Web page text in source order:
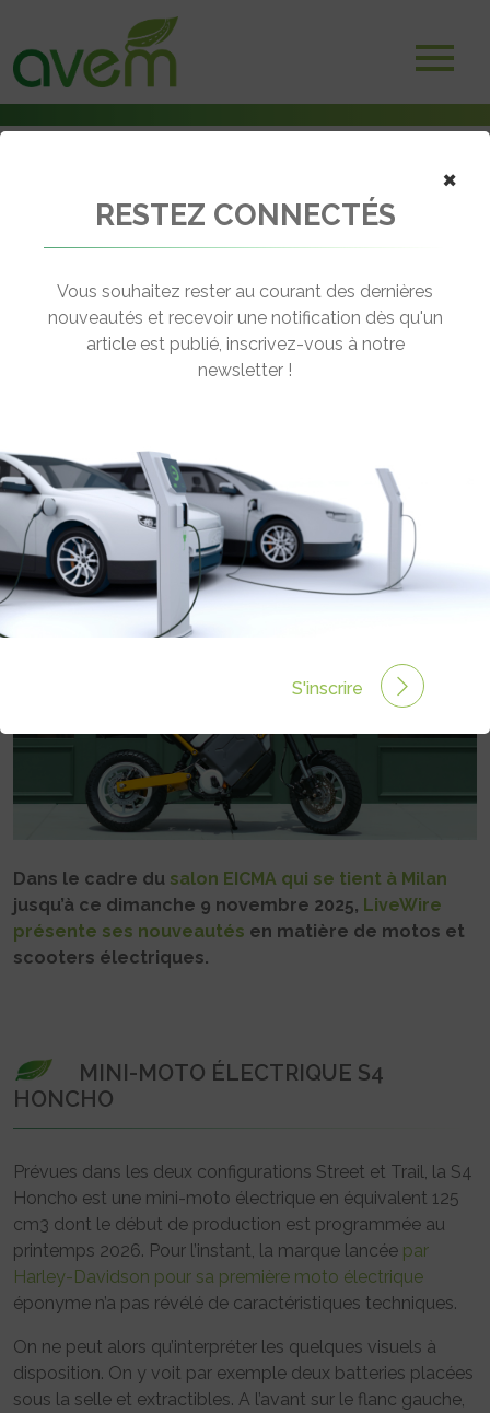
Les nouveautés de LiveWire en deux-roues électriques
← Revenir aux actualités
DEUX-ROUES ÉLECTRIQUES
Rédigé par Philippe Schwoerer le 05 Nov 2025 à 06:00
0 commentaires
Dans le cadre du salon EICMA qui se tient à Milan
jusqu’à ce dimanche 9 novembre 2025, LiveWire
présente ses nouveautés en matière de motos et
scooters électriques.
MINI-MOTO ÉLECTRIQUE S4
HONCHO
Prévues dans les deux configurations Street et Trail, la S4
Honcho est une mini-moto électrique en équivalent 125
cm3 dont le début de production est programmée au
printemps 2026. Pour l’instant, la marque lancée par
Harley-Davidson pour sa première moto électrique
éponyme n’a pas révélé de caractéristiques techniques.
On ne peut alors qu’interpréter les quelques visuels à
disposition. On y voit par exemple deux batteries placées
sous la selle et extractibles. A l’avant sur le flanc gauche,
×
RESTEZ CONNECTÉS
Vous souhaitez rester au courant des dernières
nouveautés et recevoir une notification dès qu'un
article est publié, inscrivez-vous à notre
newsletter !
S'inscrire